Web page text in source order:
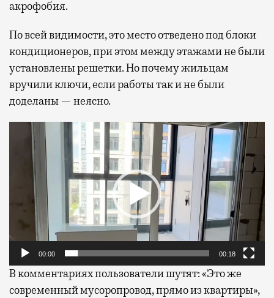
акрофобия.
По всей видимости, это место отведено под блоки
кондиционеров, при этом между этажами не были
установлены решетки. Но почему жильцам
вручили ключи, если работы так и не были
доделаны — неясно.
Видеоплеер
00:00 00:18
В комментариях пользователи шутят: «Это же
современный мусоропровод, прямо из квартиры»,